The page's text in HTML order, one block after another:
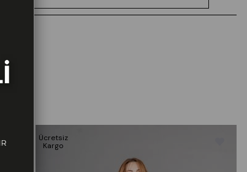
Ücretsiz
Kargo